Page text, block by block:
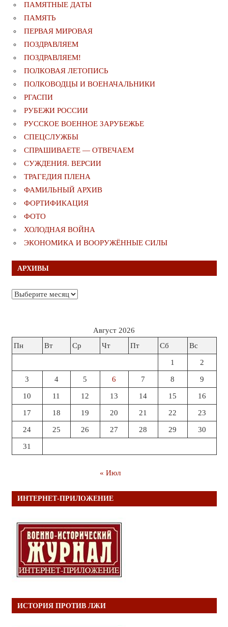
ПАМЯТНЫЕ ДАТЫ
ПАМЯТЬ
ПЕРВАЯ МИРОВАЯ
ПОЗДРАВЛЯЕМ
ПОЗДРАВЛЯЕМ!
ПОЛКОВАЯ ЛЕТОПИСЬ
ПОЛКОВОДЦЫ И ВОЕНАЧАЛЬНИКИ
РГАСПИ
РУБЕЖИ РОССИИ
РУССКОЕ ВОЕННОЕ ЗАРУБЕЖЬЕ
СПЕЦСЛУЖБЫ
СПРАШИВАЕТЕ — ОТВЕЧАЕМ
СУЖДЕНИЯ. ВЕРСИИ
ТРАГЕДИЯ ПЛЕНА
ФАМИЛЬНЫЙ АРХИВ
ФОРТИФИКАЦИЯ
ФОТО
ХОЛОДНАЯ ВОЙНА
ЭКОНОМИКА И ВООРУЖЁННЫЕ СИЛЫ
АРХИВЫ
Архивы
Август 2026
Пн
Вт Ср Чт Пт Сб Вс
1 2
3 4 5 6 7 8 9
10 11 12 13 14 15 16
17 18 19 20 21 22 23
24 25 26 27 28 29 30
31
« Июл
ИНТЕРНЕТ-ПРИЛОЖЕНИЕ
ИСТОРИЯ ПРОТИВ ЛЖИ